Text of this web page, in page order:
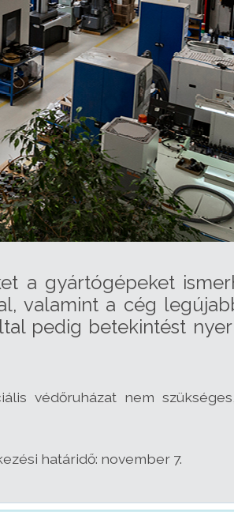
a gyártógépeket
valamint a cég
pedig betekintést
védőruházat nem
határidő: november 7.